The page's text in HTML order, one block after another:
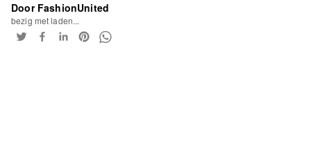
Door FashionUnited
bezig met laden...